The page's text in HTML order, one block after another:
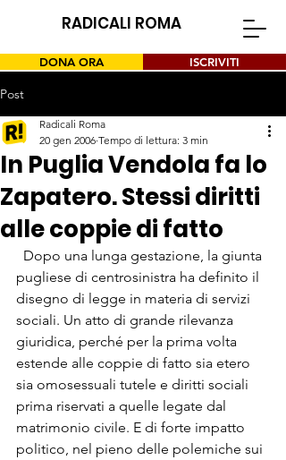
RADICALI ROMA
DONA ORA ISCRIVITI
Post
In Puglia Vendola fa lo
Zapatero. Stessi diritti
alle coppie di fatto
Radicali Roma
20 gen 2006 Tempo di lettura: 3 min
Dopo una lunga gestazione, la giunta
pugliese di centrosinistra ha definito il
disegno di legge in materia di servizi
sociali. Un atto di grande rilevanza
giuridica, perché per la prima volta
estende alle coppie di fatto sia etero
sia omosessuali tutele e diritti sociali
prima riservati a quelle legate dal
matrimonio civile. E di forte impatto
politico, nel pieno delle polemiche sui